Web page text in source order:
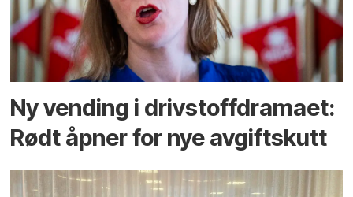
Ny vending i drivstoffdramaet:
Rødt åpner for nye avgiftskutt